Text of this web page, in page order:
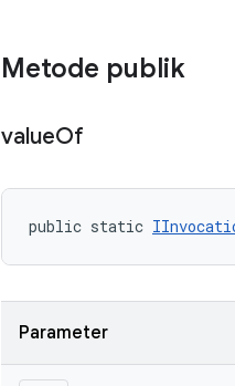
Metode publik
valueOf
public static
Parameter